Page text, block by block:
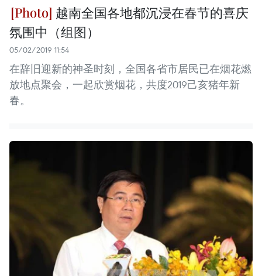
越南全国各地都沉浸在春节的喜庆
氛围中（组图）
05/02/2019 11:54
在辞旧迎新的神圣时刻，全国各省市居民已在烟花燃
放地点聚会，一起欣赏烟花，共度2019己亥猪年新
春。